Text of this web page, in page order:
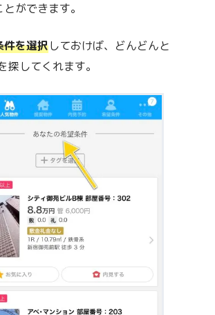
ができます。
件を選択しておけば、どんどんと
探してくれます。